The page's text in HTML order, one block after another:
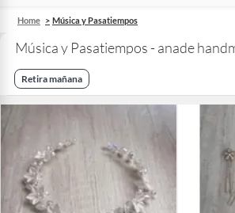
Home Música y Pasatiempos
Música y Pasatiempos - anade
Retira mañana